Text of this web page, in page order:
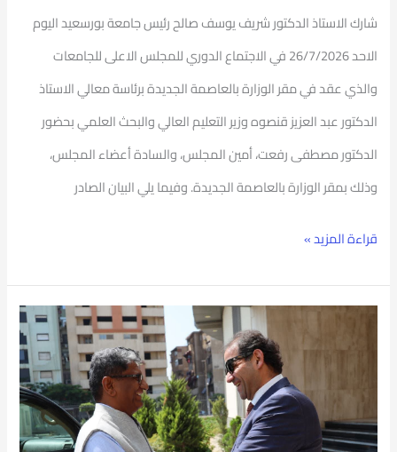
شارك الاستاذ الدكتور شريف يوسف صالح رئيس جامعة بورسعيد اليوم
الاحد 26/7/2026 في الاجتماع الدوري للمجلس الاعلى للجامعات
والذي عقد في مقر الوزارة بالعاصمة الجديدة برئاسة معالي الاستاذ
الدكتور عبد العزيز قنصوه وزير التعليم العالي والبحث العلمي بحضور
الدكتور مصطفى رفعت، أمين المجلس، والسادة أعضاء المجلس،
وذلك بمقر الوزارة بالعاصمة الجديدة. وفيما يلي البيان الصادر
الاعلى
للجامعات
بمقر
الوزارة
بالعاصمة
الجديدة
قراءة المزيد »
رئيس
جامعة
بورسعيد
يستقبل